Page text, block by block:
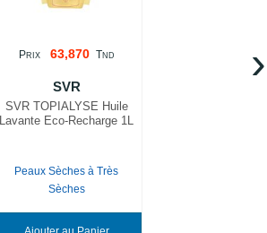
PRIX 63,870 TND
SVR
SVR TOPIALYSE Huile
Lavante Eco-Recharge 1L
Peaux Sèches à Très
Sèches
›